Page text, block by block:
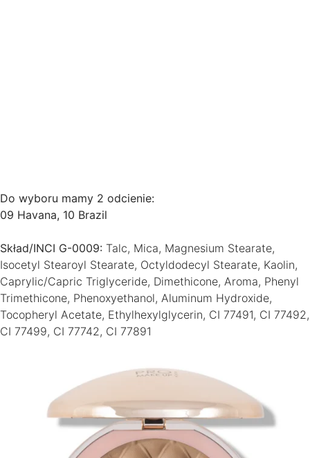
Do wyboru mamy 2 odcienie:
09 Havana, 10 Brazil
Skład/INCI G-0009: Talc, Mica, Magnesium Stearate,
Isocetyl Stearoyl Stearate, Octyldodecyl Stearate, Kaolin,
Caprylic/Capric Triglyceride, Dimethicone, Aroma, Phenyl
Trimethicone, Phenoxyethanol, Aluminum Hydroxide,
Tocopheryl Acetate, Ethylhexylglycerin, CI 77491, CI 77492,
CI 77499, CI 77742, CI 77891